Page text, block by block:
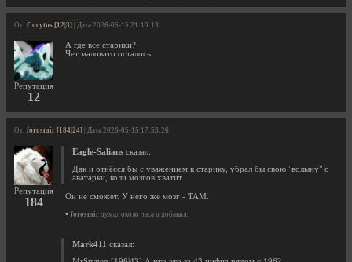
От: Cocytus [12|3] | Дата 2026-05-15 21:10:13
Репутация
12
А где все старики?
Чет маловато осталось
От: forosmir [184|24] | Дата 2026-05-15 17:53:26
Репутация
184
Eagle-Salians сказал:
Дак и отнёсся бы с уважением к старику, убрал бы свою "волыну" с
аватарки, коли мозгов хватит
Он не сможет. У него же мозг - ТАМ.
• forosmir думал около часа и добавил:
Mark411 сказал: